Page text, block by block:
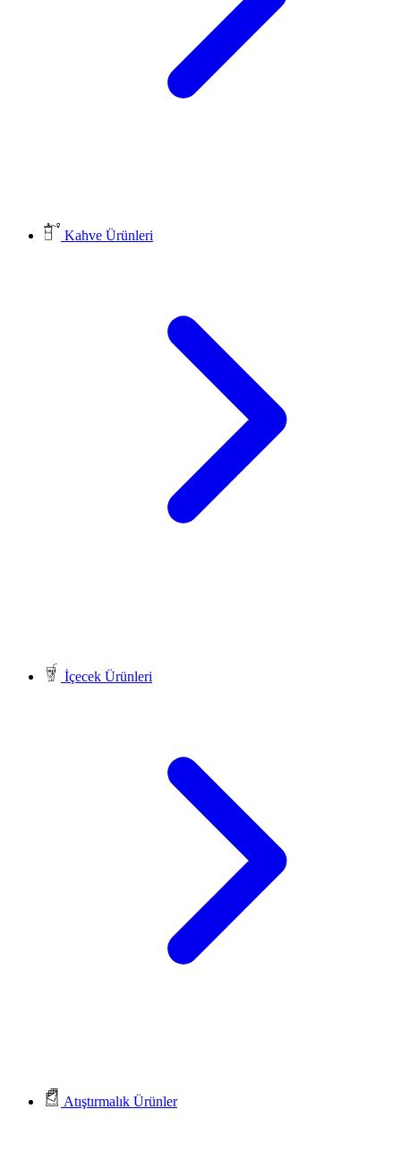
Kahve Ürünleri
İçecek Ürünleri
Atıştırmalık Ürünler